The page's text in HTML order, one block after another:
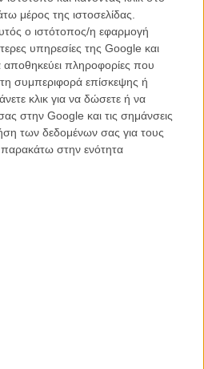
μέρος της ιστοσελίδας.
ο ιστότοπος/η εφαρμογή
υπηρεσίες της Google και
αποθηκεύει πληροφορίες που
τη συμπεριφορά επίσκεψης ή
κλικ για να δώσετε ή να
στην Google και τις σημάνσεις
των δεδομένων σας για τους
στην ενότητα
Νέα clips από το «Crimson
Τόρο
στους πολιτικούς-
απ' όλες τις